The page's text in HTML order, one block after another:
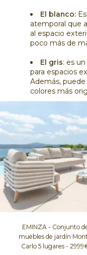
El blanco:
atemporal que
al espacio
poco más de
El gris: es
para espacios
Además,
colores más
EMINZA - Conjunto
muebles de jardín
Carlo 5 lugares -